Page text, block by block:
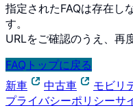
指定されたFAQは存在し
す。
URLをご確認のうえ、再
FAQトップに戻る
新車
中古車
モビリ
プライバシーポリシーサ